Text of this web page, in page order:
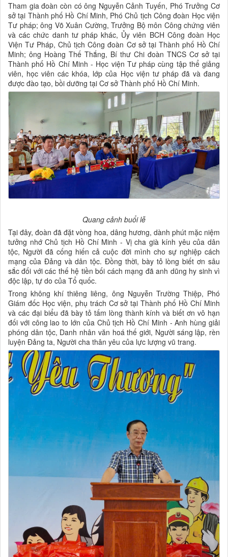
Tham gia đoàn còn có ông Nguyễn Cảnh Tuyến, Phó Trưởng Cơ
sở tại Thành phố Hồ Chí Minh, Phó Chủ tịch Công đoàn Học viện
Tư pháp; ông Võ Xuân Cường, Trưởng Bộ môn Công chứng viên
và các chức danh tư pháp khác, Ủy viên BCH Công đoàn Học
Viện Tư Pháp, Chủ tịch Công đoàn Cơ sở tại Thành phố Hồ Chí
Minh; ông Hoàng Thế Thắng, Bí thư Chi đoàn TNCS Cơ sở tại
Thành phố Hồ Chí Minh - Học viện Tư pháp cùng tập thể giảng
viên, học viên các khóa, lớp của Học viện tư pháp đã và đang
được đào tạo, bồi dưỡng tại Cơ sở Thành phố Hồ Chí Minh.
Quang cảnh buổi lễ
Tại đây, đoàn đã đặt vòng hoa, dâng hương, dành phút mặc niệm
tưởng nhớ Chủ tịch Hồ Chí Minh - Vị cha già kính yêu của dân
tộc, Người đã cống hiến cả cuộc đời mình cho sự nghiệp cách
mạng của Đảng và dân tộc. Đồng thời, bày tỏ lòng biết ơn sâu
sắc đối với các thế hệ tiền bối cách mạng đã anh dũng hy sinh vì
độc lập, tự do của Tổ quốc.
Trong không khí thiêng liêng, ông Nguyễn Trường Thiệp, Phó
Giám đốc Học viện, phụ trách Cơ sở tại Thành phố Hồ Chí Minh
và các đại biểu đã bày tỏ tấm lòng thành kính và biết ơn vô hạn
đối với công lao to lớn của Chủ tịch Hồ Chí Minh - Anh hùng giải
phóng dân tộc, Danh nhân văn hoá thế giới, Người sáng lập, rèn
luyện Đảng ta, Người cha thân yêu của lực lượng vũ trang.